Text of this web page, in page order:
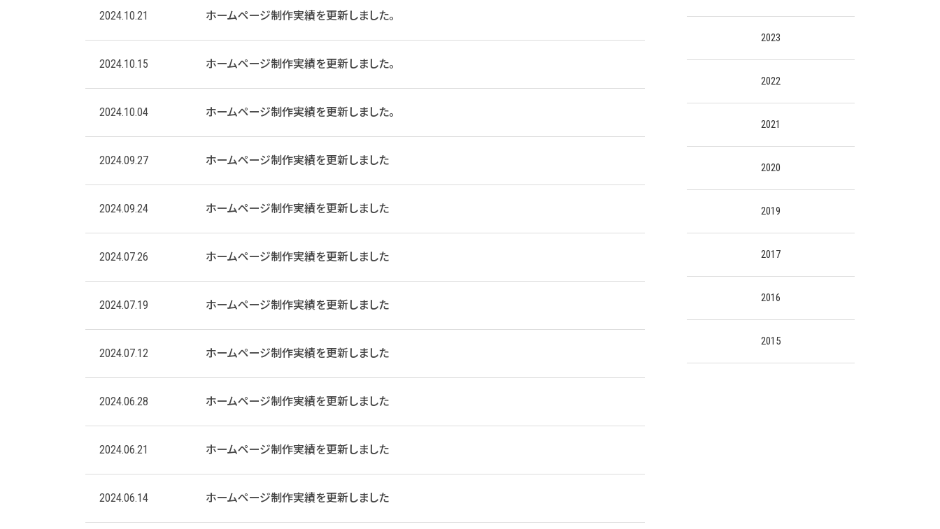
2024.10.21 ホームページ制作実績を更新しました。
2024.10.15 ホームページ制作実績を更新しました。
2024.10.04 ホームページ制作実績を更新しました。
2024.09.27 ホームページ制作実績を更新しました
2024.09.24 ホームページ制作実績を更新しました
2024.07.26 ホームページ制作実績を更新しました
2024.07.19 ホームページ制作実績を更新しました
2024.07.12 ホームページ制作実績を更新しました
2024.06.28 ホームページ制作実績を更新しました
2024.06.21 ホームページ制作実績を更新しました
2024.06.14 ホームページ制作実績を更新しました
2023
2022
2021
2020
2019
2017
2016
2015